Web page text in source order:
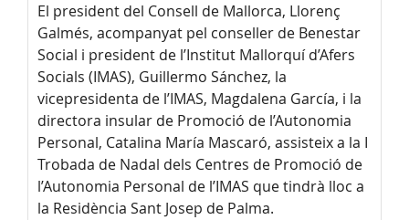
El president del Consell de Mallorca, Llorenç
Galmés, acompanyat pel conseller de Benestar
Social i president de l’Institut Mallorquí d’Afers
Socials (IMAS), Guillermo Sánchez, la
vicepresidenta de l’IMAS, Magdalena García, i la
directora insular de Promoció de l’Autonomia
Personal, Catalina María Mascaró, assisteix a la I
Trobada de Nadal dels Centres de Promoció de
l’Autonomia Personal de l’IMAS que tindrà lloc a
la Residència Sant Josep de Palma.